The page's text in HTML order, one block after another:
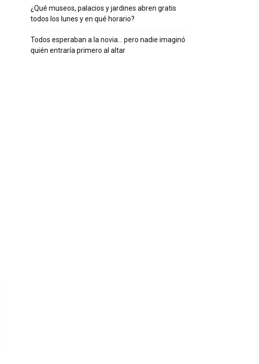
¿Qué museos, palacios y jardines abren gratis
todos los lunes y en qué horario?
Todos esperaban a la novia… pero nadie imaginó
quién entraría primero al altar